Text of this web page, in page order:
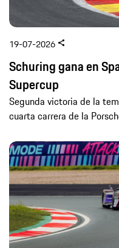
Supercup
Segunda victoria de la
cuarta carrera de la